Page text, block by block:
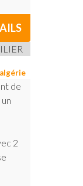
algérie
de
2